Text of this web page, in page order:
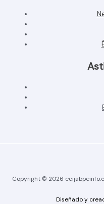
Copyright © 2026
Diseñado y